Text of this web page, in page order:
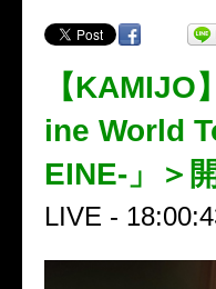
【
ine World
EINE-」＞
LIVE -